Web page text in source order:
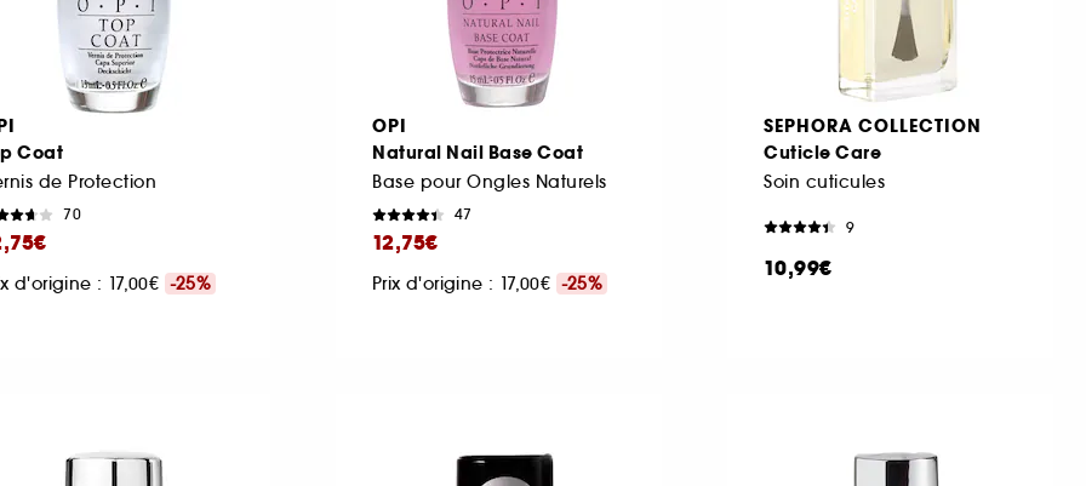
Coat
de Protection
70
d'origine : 17,00€ -25%
OPI
Natural Nail Base Coat
Base pour Ongles Naturels
47
12,75€
Prix d'origine : 17,00€ -25%
SEPHORA COLLECTION
Cuticle Care
Soin cuticules
9
10,99€